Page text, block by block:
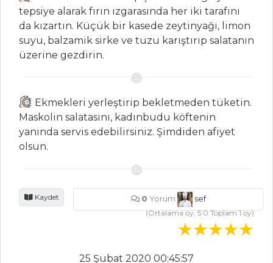
Sebzeli
Karnabahar Katları
Zeytinyağlı ve
Kimyonlu Havuç
Sebze Yemekleri
Tüm Tarifleri
Köfteli Semizotu
Sebzeli Bakliyat
tepsiye alarak fırın ızgarasında her iki tarafını
da kızartın. Küçük bir kasede zeytinyağı, limon
suyu, balzamik sirke ve tuzu karıştırıp salatanın
üzerine gezdirin.
Ekmekleri yerleştirip bekletmeden tüketin.
Maskolin salatasını, kadınbudu köftenin
yanında servis edebilirsiniz. Şimdiden afiyet
olsun.
Kaydet 0 Yorum
sef
(Ortalama oy:5.0Toplam1oy)
25 Şubat 2020 00:45:57